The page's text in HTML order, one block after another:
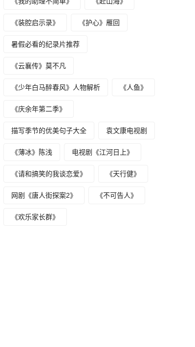
《装腔启示录》 《护心》雁回
暑假必看的纪录片推荐
《云襄传》莫不凡
《少年白马醉春风》人物解析 《人鱼》
《庆余年第二季》
描写季节的优美句子大全 袁文康电视剧
《薄冰》陈浅 电视剧《江河日上》
《请和搞笑的我谈恋爱》 《天行健》
网剧《唐人街探案2》 《不可告人》
《欢乐家长群》